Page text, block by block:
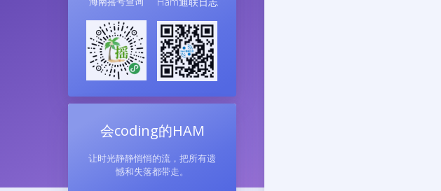
会coding的HAM
让时光静静悄悄的流，把所有遗
憾和失落都带走。